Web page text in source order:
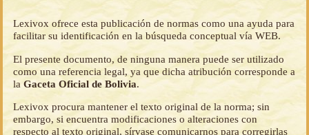
Lexivox ofrece esta publicación de normas como una ayuda para
facilitar su identificación en la búsqueda conceptual vía WEB.
El presente documento, de ninguna manera puede ser utilizado
como una referencia legal, ya que dicha atribución corresponde a
laGaceta Oficial de Bolivia.
Lexivox procura mantener el texto original de la norma; sin
embargo, si encuentra modificaciones o alteraciones con
respecto al texto original, sírvase comunicarnos para corregirlas